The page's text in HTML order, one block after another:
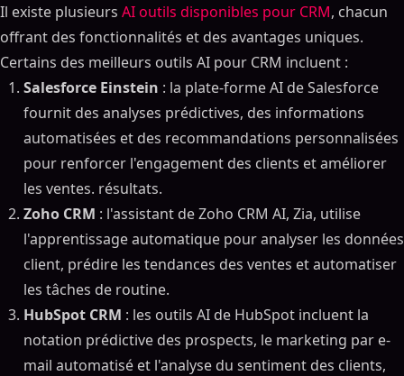
Il existe plusieurs AI outils disponibles pour CRM, chacun
offrant des fonctionnalités et des avantages uniques.
Certains des meilleurs outils AI pour CRM incluent :
Salesforce Einstein : la plate-forme AI de Salesforce
fournit des analyses prédictives, des informations
automatisées et des recommandations personnalisées
pour renforcer l'engagement des clients et améliorer
les ventes. résultats.
Zoho CRM : l'assistant de Zoho CRM AI, Zia, utilise
l'apprentissage automatique pour analyser les données
client, prédire les tendances des ventes et automatiser
les tâches de routine.
HubSpot CRM : les outils AI de HubSpot incluent la
notation prédictive des prospects, le marketing par e-
mail automatisé et l'analyse du sentiment des clients,